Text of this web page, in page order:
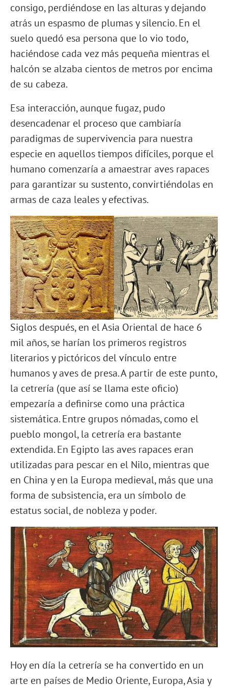
consigo, perdiéndose en las alturas y dejando
atrás un espasmo de plumas y silencio. En el
suelo quedó esa persona que lo vio todo,
haciéndose cada vez más pequeña mientras el
halcón se alzaba cientos de metros por encima
de su cabeza.
Esa interacción, aunque fugaz, pudo
desencadenar el proceso que cambiaría
paradigmas de supervivencia para nuestra
especie en aquellos tiempos difíciles, porque el
humano comenzaría a amaestrar aves rapaces
para garantizar su sustento, convirtiéndolas en
armas de caza leales y efectivas.
Siglos después, en el Asia Oriental de hace 6
mil años, se harían los primeros registros
literarios y pictóricos del vínculo entre
humanos y aves de presa. A partir de este punto,
la cetrería (que así se llama este oficio)
empezaría a definirse como una práctica
sistemática. Entre grupos nómadas, como el
pueblo mongol, la cetrería era bastante
extendida. En Egipto las aves rapaces eran
utilizadas para pescar en el Nilo, mientras que
en China y en la Europa medieval, más que una
forma de subsistencia, era un símbolo de
estatus social, de nobleza y poder.
Hoy en día la cetrería se ha convertido en un
arte en países de Medio Oriente, Europa, Asia y